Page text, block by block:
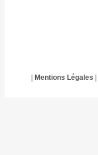
Mentions Légales